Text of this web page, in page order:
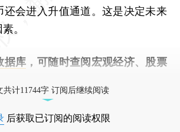
还会进入升值通道。这是决定未来
。
据库 ，可随时查阅宏观经济、股票
共计11744字 订阅后继续阅读
后获取已订阅的阅读权限